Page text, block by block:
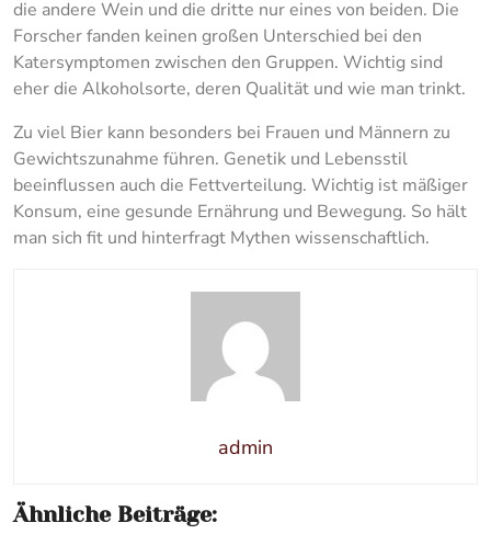
die andere Wein und die dritte nur eines von beiden. Die
Forscher fanden keinen großen Unterschied bei den
Katersymptomen zwischen den Gruppen. Wichtig sind
eher die Alkoholsorte, deren Qualität und wie man trinkt.
Zu viel Bier kann besonders bei Frauen und Männern zu
Gewichtszunahme führen. Genetik und Lebensstil
beeinflussen auch die Fettverteilung. Wichtig ist mäßiger
Konsum, eine gesunde Ernährung und Bewegung. So hält
man sich fit und hinterfragt Mythen wissenschaftlich.
admin
Ähnliche Beiträge: